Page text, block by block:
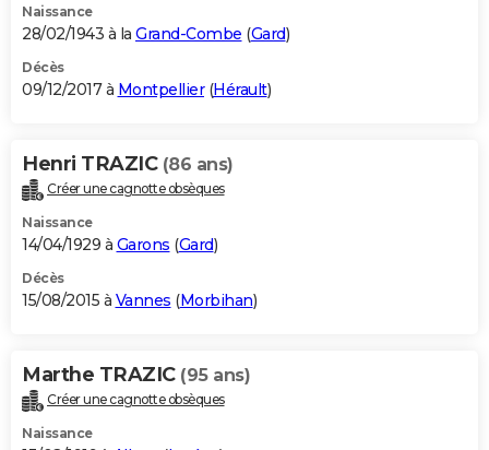
Naissance
28/02/1943 à la Grand-Combe (Gard)
Décès
09/12/2017 à Montpellier(Hérault)
Henri TRAZIC (86 ans)
Créer une cagnotte obsèques
Naissance
14/04/1929 à Garons (Gard)
Décès
15/08/2015 à Vannes (Morbihan)
Marthe TRAZIC (95 ans)
Créer une cagnotte obsèques
Naissance